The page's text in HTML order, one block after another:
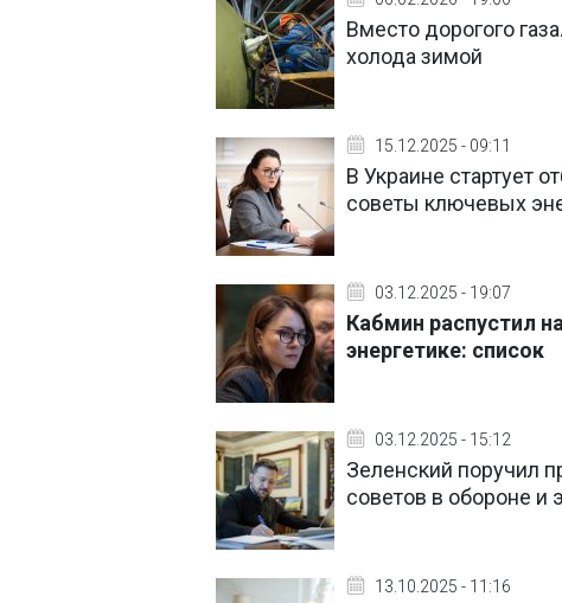
Вместо дорогого
холода зимой
15.12.2025 - 09:11
В Украине стартует
советы ключевых
03.12.2025 - 19:07
Кабмин распустил
энергетике: список
03.12.2025 - 15:12
Зеленский поручил
советов в обороне и
13.10.2025 - 11:16